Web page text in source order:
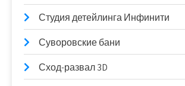
Студия детейлинга Инфинити
Суворовские бани
Сход-развал 3D